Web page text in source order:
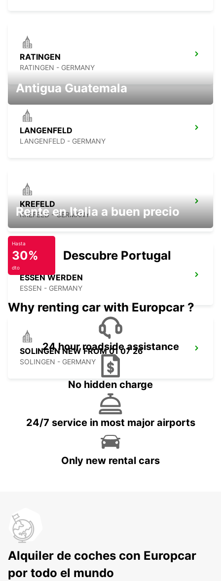
RATINGEN
RATINGEN - GERMANY
LANGENFELD
LANGENFELD - GERMANY
KREFELD
KREFELD - GERMANY
ESSEN WERDEN
ESSEN - GERMANY
SOLINGEN NEW FROM 01 07 26
SOLINGEN - GERMANY
Antigua Guatemala
Rente en Italia a buen precio
Hasta
30%
dto
Descubre Portugal
Why renting car with Europcar ?
24 hour roadside assistance
No hidden charge
24/7 service in most major airports
Only new rental cars
Alquiler de coches con Europcar
por todo el mundo